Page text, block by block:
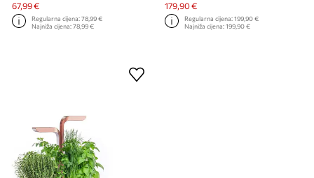
67,99 €
Regularna cijena:78,99 €
Najniža cijena:78,99 €
179,90 €
Regularna cijena:199,90 €
Najniža cijena:199,90 €